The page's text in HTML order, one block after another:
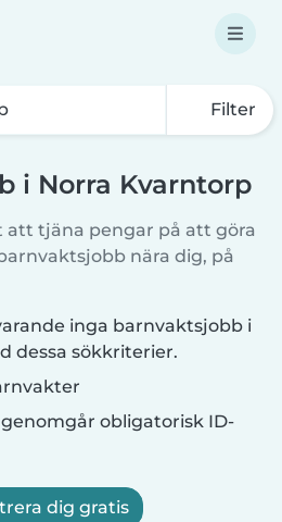
Filter
i Norra Kvarntorp
att tjäna pengar på att göra
nära dig, på
inga barnvaktsjobb i
dessa sökkriterier.
obligatorisk ID-
dig gratis